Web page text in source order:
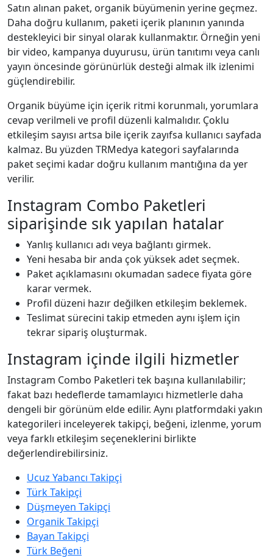
Satın alınan paket, organik büyümenin yerine geçmez.
Daha doğru kullanım, paketi içerik planının yanında
destekleyici bir sinyal olarak kullanmaktır. Örneğin yeni
bir video, kampanya duyurusu, ürün tanıtımı veya canlı
yayın öncesinde görünürlük desteği almak ilk izlenimi
güçlendirebilir.
Organik büyüme için içerik ritmi korunmalı, yorumlara
cevap verilmeli ve profil düzenli kalmalıdır. Çoklu
etkileşim sayısı artsa bile içerik zayıfsa kullanıcı sayfada
kalmaz. Bu yüzden TRMedya kategori sayfalarında
paket seçimi kadar doğru kullanım mantığına da yer
verilir.
Instagram Combo Paketleri
siparişinde sık yapılan hatalar
Yanlış kullanıcı adı veya bağlantı girmek.
Yeni hesaba bir anda çok yüksek adet seçmek.
Paket açıklamasını okumadan sadece fiyata göre
karar vermek.
Profil düzeni hazır değilken etkileşim beklemek.
Teslimat sürecini takip etmeden aynı işlem için
tekrar sipariş oluşturmak.
Instagram içinde ilgili hizmetler
Instagram Combo Paketleri tek başına kullanılabilir;
fakat bazı hedeflerde tamamlayıcı hizmetlerle daha
dengeli bir görünüm elde edilir. Aynı platformdaki yakın
kategorileri inceleyerek takipçi, beğeni, izlenme, yorum
veya farklı etkileşim seçeneklerini birlikte
değerlendirebilirsiniz.
Ucuz Yabancı Takipçi
Türk Takipçi
Düşmeyen Takipçi
Organik Takipçi
Bayan Takipçi
Türk Beğeni